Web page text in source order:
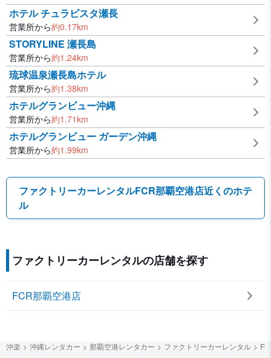
ホテル チュラビスタ瀬長
営業所から約0.17km
STORYLINE 瀬長島
営業所から約1.24km
琉球温泉瀬長島ホテル
営業所から約1.38km
ホテルグランビュー沖縄
営業所から約1.71km
ホテルグランビュー ガーデン沖縄
営業所から約1.99km
ファクトリーカーレンタルFCR那覇空港店近くのホテ
ル
ファクトリーカーレンタルの店舗を探す
FCR那覇空港店
沖楽 沖縄レンタカー 那覇空港レンタカー ファクトリーカーレンタル